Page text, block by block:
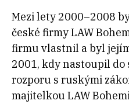
Mezi lety 2000–2008
české firmy LAW
firmu vlastnil a byl
2001, kdy nastoupil do
rozporu s ruskými
majitelkou LAW